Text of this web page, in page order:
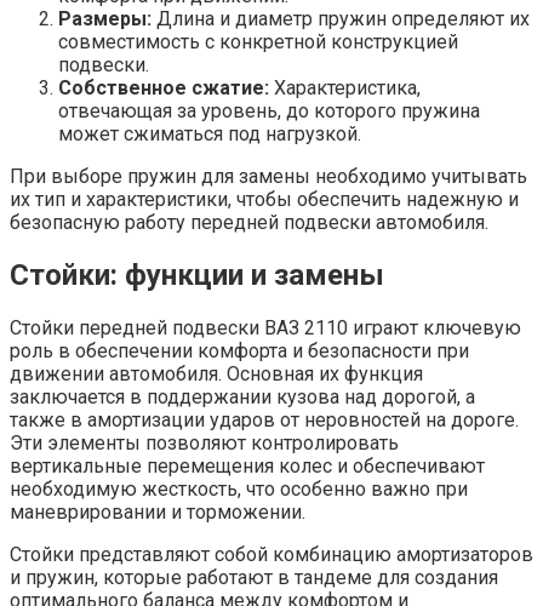
Размеры: Длина и диаметр пружин определяют их
совместимость с конкретной конструкцией
подвески.
Собственное сжатие: Характеристика,
отвечающая за уровень, до которого пружина
может сжиматься под нагрузкой.
При выборе пружин для замены необходимо учитывать
их тип и характеристики, чтобы обеспечить надежную и
безопасную работу передней подвески автомобиля.
Стойки: функции и замены
Стойки передней подвески ВАЗ 2110 играют ключевую
роль в обеспечении комфорта и безопасности при
движении автомобиля. Основная их функция
заключается в поддержании кузова над дорогой, а
также в амортизации ударов от неровностей на дороге.
Эти элементы позволяют контролировать
вертикальные перемещения колес и обеспечивают
необходимую жесткость, что особенно важно при
маневрировании и торможении.
Стойки представляют собой комбинацию амортизаторов
и пружин, которые работают в тандеме для создания
оптимального баланса между комфортом и